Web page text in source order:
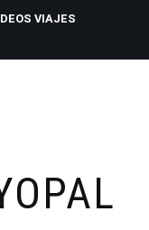
VIAJES